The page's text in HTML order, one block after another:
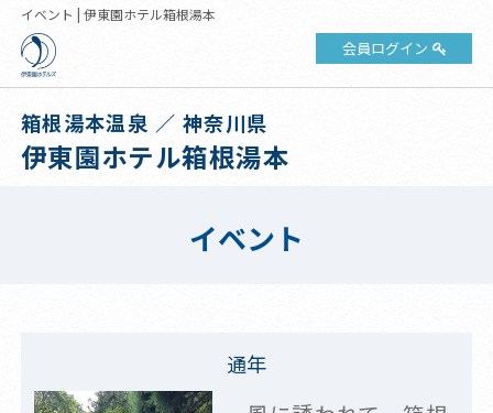
イベント | 伊東園ホテル箱根湯本
会員ログイン
箱根湯本温泉 ／ 神奈川県
伊東園ホテル箱根湯本
イベント
通年